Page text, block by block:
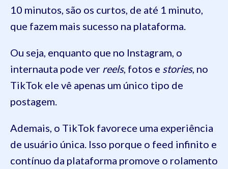
10 minutos, são os curtos, de até 1 minuto,
que fazem mais sucesso na plataforma.
Ou seja, enquanto que no Instagram, o
internauta pode ver reels, fotos e stories, no
TikTok ele vê apenas um único tipo de
postagem.
Ademais, o TikTok favorece uma experiência
de usuário única. Isso porque o feed infinito e
contínuo da plataforma promove o rolamento